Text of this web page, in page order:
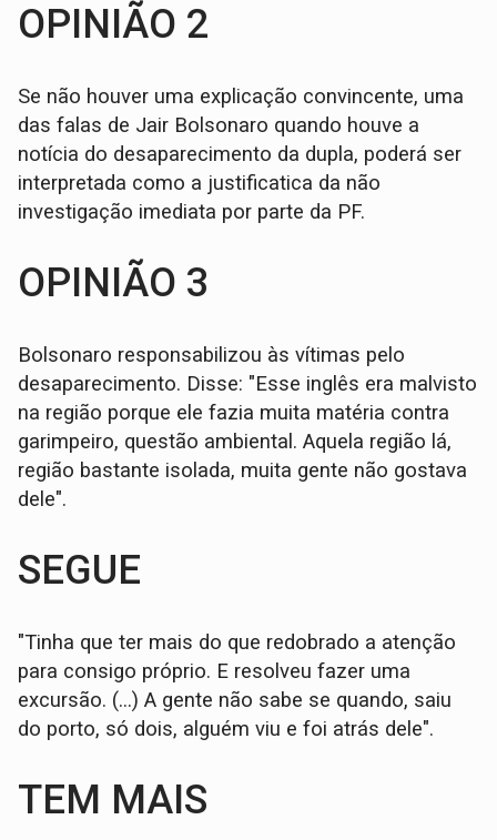
OPINIÃO 2
Se não houver uma explicação convincente, uma
das falas de Jair Bolsonaro quando houve a
notícia do desaparecimento da dupla, poderá ser
interpretada como a justificatica da não
investigação imediata por parte da PF.
OPINIÃO 3
Bolsonaro responsabilizou às vítimas pelo
desaparecimento. Disse: "Esse inglês era malvisto
na região porque ele fazia muita matéria contra
garimpeiro, questão ambiental. Aquela região lá,
região bastante isolada, muita gente não gostava
dele".
SEGUE
"Tinha que ter mais do que redobrado a atenção
para consigo próprio. E resolveu fazer uma
excursão. (...) A gente não sabe se quando, saiu
do porto, só dois, alguém viu e foi atrás dele".
TEM MAIS